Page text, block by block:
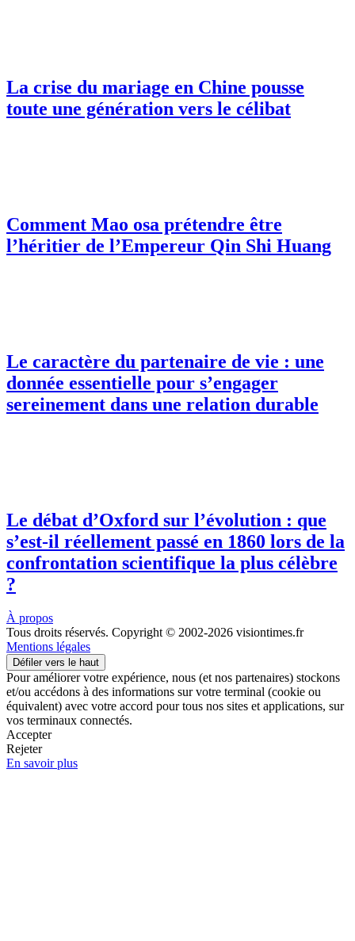
La crise du mariage en Chine pousse
toute une génération vers le célibat
Comment Mao osa prétendre être
l’héritier de l’Empereur Qin Shi Huang
Le caractère du partenaire de vie : une
donnée essentielle pour s’engager
sereinement dans une relation durable
Le débat d’Oxford sur l’évolution : que
s’est-il réellement passé en 1860 lors de la
confrontation scientifique la plus célèbre
?
À propos
Tous droits réservés. Copyright © 2002-2026 visiontimes.fr
Mentions légales
Défiler vers le haut
Pour améliorer votre expérience, nous (et nos partenaires) stockons
et/ou accédons à des informations sur votre terminal (cookie ou
équivalent) avec votre accord pour tous nos sites et applications, sur
vos terminaux connectés.
Accepter
Rejeter
En savoir plus